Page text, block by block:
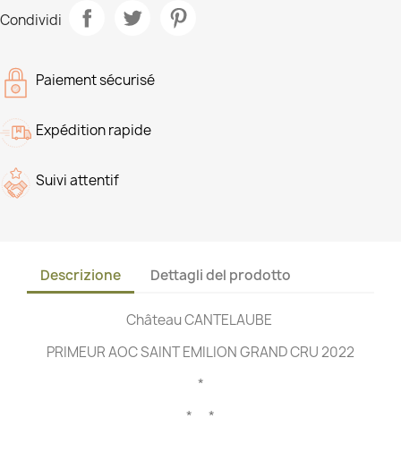
Condividi
Paiement sécurisé
Expédition rapide
Suivi attentif
Descrizione Dettagli del prodotto
Château CANTELAUBE
PRIMEUR AOC SAINT EMILION GRAND CRU 2022
*
* *